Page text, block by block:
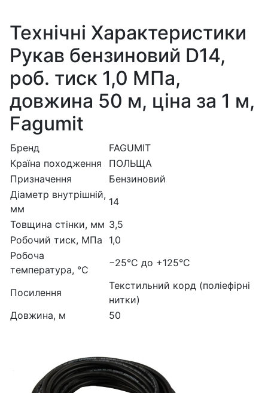
Технічні Характеристики
Рукав бензиновий D14,
роб. тиск 1,0 МПа,
довжина 50 м, ціна за 1 м,
Fagumit
Бренд
FAGUMIT
Країна походження
ПОЛЬЩА
Призначення
Бензиновий
Діаметр внутрішній,
мм
14
Товщина стінки, мм 3,5
Робочий тиск, МПа
1,0
Робоча
температура, °C
−25°C до +125°C
Посилення
Текстильний корд (поліефірні
нитки)
Довжина, м
50